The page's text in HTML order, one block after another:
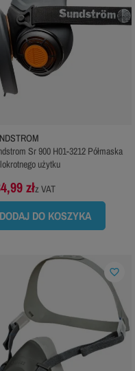
Sr 900 H01-3212 Półmaska
użytku
złz VAT
DODAJ DO KOSZYKA
favorite_border